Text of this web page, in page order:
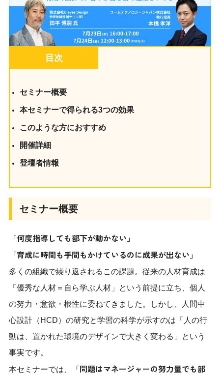
目次
セミナー概要
本セミナーで得られる3つの効果
このような方におすすめ
開催詳細
登壇者情報
セミナー概要
「何度指導しても部下が動かない」
「育成に時間も手間もかけているのに成果が出ない」
多くの組織で繰り返されるこの課題。従来の人材育成は
「優秀な人材＝自ら学ぶ人材」という前提に立ち、個人
の努力・意欲・根性に委ねてきました。しかし、人間中
心設計（HCD）の研究と学習の科学が示すのは「人の行
動は、置かれた環境のデザインで大きく変わる」という
事実です。
本セミナーでは、
「問題はマネージャーの努力量でも部